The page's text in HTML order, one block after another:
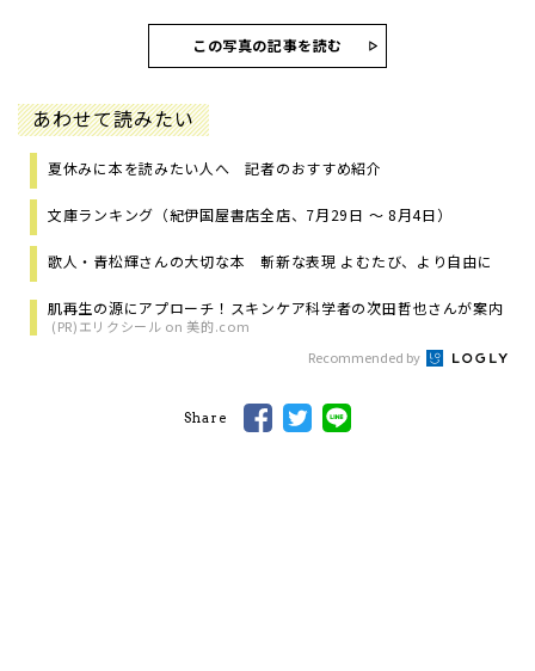
この写真の記事を読む
あわせて読みたい
夏休みに本を読みたい人へ 記者のおすすめ紹介
文庫ランキング（紀伊国屋書店全店、7月29日 ～ 8月4日）
歌人・青松輝さんの大切な本 斬新な表現 よむたび、より自由に
肌再生の源にアプローチ！スキンケア科学者の次田哲也さんが案内
(PR)エリクシール on 美的.com
Recommended by
Share